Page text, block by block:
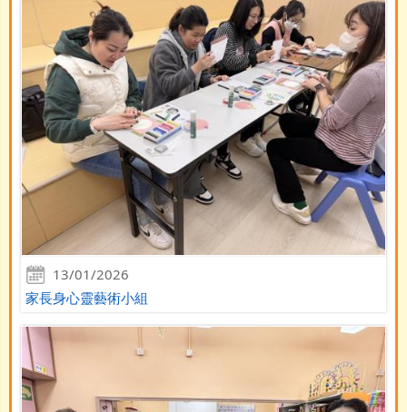
13/01/2026
家長身心靈藝術小組